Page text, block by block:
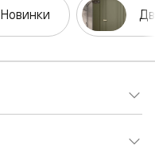
Новинки